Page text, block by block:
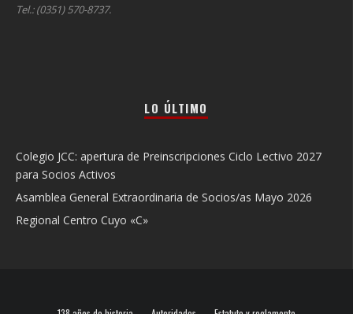
Tel.: (0351) 570-8737.
LO ÚLTIMO
Colegio JCC: apertura de Preinscripciones Ciclo Lectivo 2027
para Socios Activos
Asamblea General Extraordinaria de Socios/as Mayo 2026
Regional Centro Cuyo «C»